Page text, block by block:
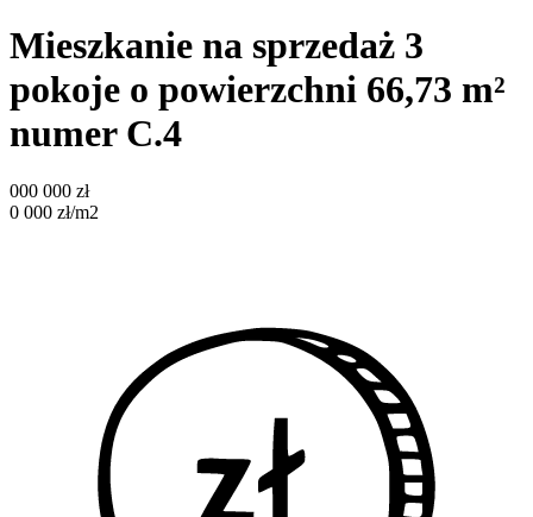
Mieszkanie na sprzedaż 3
pokoje o powierzchni 66,73 m²
numer C.4
000 000 zł
0 000 zł/m2